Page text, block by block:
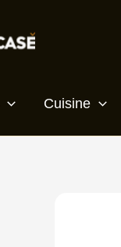
Cuisine